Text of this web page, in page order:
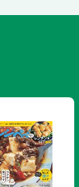
ていたのは
ト空手道選